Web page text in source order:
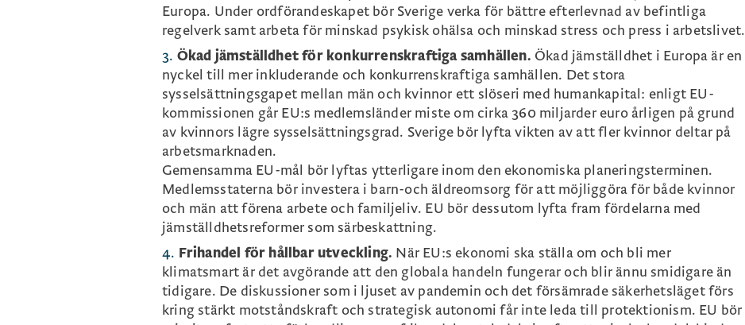
Europa. Under ordförandeskapet bör Sverige verka för bättre efterlevnad av befintliga
regelverk samt arbeta för minskad psykisk ohälsa och minskad stress och press i arbetslivet.
Ökad jämställdhet för konkurrenskraftiga samhällen. Ökad jämställdhet i Europa är en
nyckel till mer inkluderande och konkurrenskraftiga samhällen. Det stora
sysselsättningsgapet mellan män och kvinnor ett slöseri med humankapital: enligt EU-
kommissionen går EU:s medlemsländer miste om cirka 360 miljarder euro årligen på grund
av kvinnors lägre sysselsättningsgrad. Sverige bör lyfta vikten av att fler kvinnor deltar på
arbetsmarknaden.
Gemensamma EU-mål bör lyftas ytterligare inom den ekonomiska planeringsterminen.
Medlemsstaterna bör investera i barn-och äldreomsorg för att möjliggöra för både kvinnor
och män att förena arbete och familjeliv. EU bör dessutom lyfta fram fördelarna med
jämställdhetsreformer som särbeskattning.
Frihandel för hållbar utveckling. När EU:s ekonomi ska ställa om och bli mer
klimatsmart är det avgörande att den globala handeln fungerar och blir ännu smidigare än
tidigare. De diskussioner som i ljuset av pandemin och det försämrade säkerhetsläget förs
kring stärkt motståndskraft och strategisk autonomi får inte leda till protektionism. EU bör